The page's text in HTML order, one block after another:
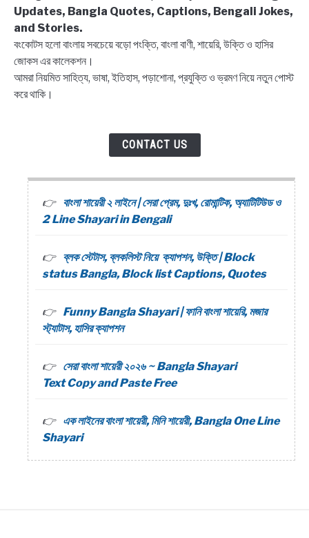
Updates, Bangla Quotes, Captions, Bengali Jokes,
and Stories.
বংকোটস হলো বাংলায় সবচেয়ে বড়ো পংক্তি, বাংলা বাণী, শায়েরি, উক্তি ও হাসির
জোকস এর কালেকশন।
আমরা নিয়মিত সাহিত্য, ভাষা, ইতিহাস, পড়াশোনা, প্রযুক্তি ও ভ্রমণ নিয়ে নতুন পোস্ট
করে থাকি।
CONTACT US
বাংলা শায়েরী ২ লাইনে | সেরা প্রেম, দুঃখ, রোমান্টিক, অ্যাটিটিউড ও
2 Line Shayari in Bengali
ব্লক স্টেটাস, ব্লকলিস্ট নিয়ে ক্যাপশন, উক্তি | Block
status Bangla, Block list Captions, Quotes
Funny Bangla Shayari | ফানি বাংলা শায়েরি, মজার
স্ট্যাটাস, হাসির ক্যাপশন
সেরা বাংলা শায়েরী ২০২৬ ~ Bangla Shayari
Text Copy and Paste Free
এক লাইনের বাংলা শায়েরী, মিনি শায়েরী, Bangla One Line
Shayari